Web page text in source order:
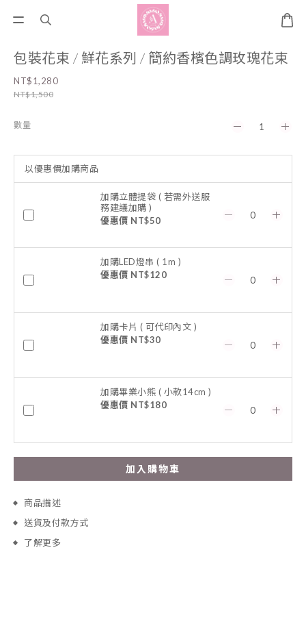
包裝花束 / 鮮花系列 / 簡約香檳色調玫瑰花束
NT$1,280
NT$1,500
數量
以優惠價加購商品
加購立體提袋 ( 若需外送服
務建議加購 )
優惠價 NT$50
加購LED燈串 ( 1m )
優惠價 NT$120
加購卡片 ( 可代印內文 )
優惠價 NT$30
加購畢業小熊 ( 小款14cm )
優惠價 NT$180
加入購物車
商品描述
送貨及付款方式
了解更多